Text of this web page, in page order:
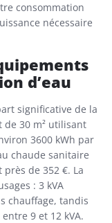
consommation
nécessaire
d’eau
significative de la
de 30 m² utilisant
3600 kWh par
chaude sanitaire
près de 352 €. La
: 3 kVA
chauffage, tandis
9 et 12 kVA.